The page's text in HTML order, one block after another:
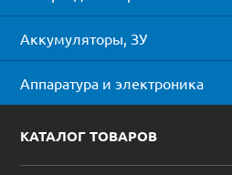
Аккумуляторы, ЗУ
Аппаратура и электроника
КАТАЛОГ ТОВАРОВ